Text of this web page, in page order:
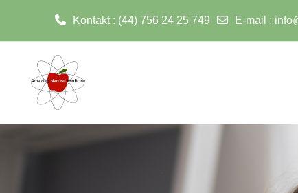
Kontakt : (44) 756 24 25 749 E-mail :